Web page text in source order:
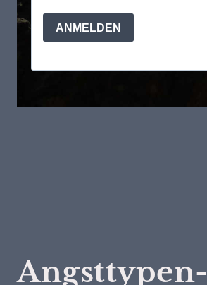
Angsttypen-